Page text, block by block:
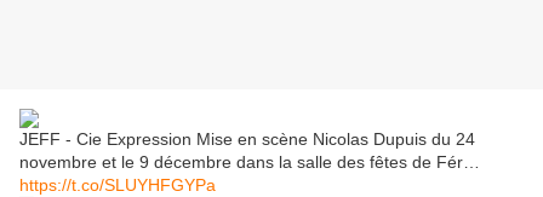
JEFF - Cie Expression Mise en scène Nicolas Dupuis du 24
novembre et le 9 décembre dans la salle des fêtes de Fér…
https://t.co/SLUYHFGYPa